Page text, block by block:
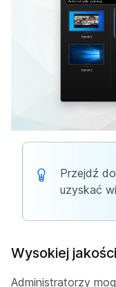
Przejdź
uzyskać
Wysokiej
Administratorzy